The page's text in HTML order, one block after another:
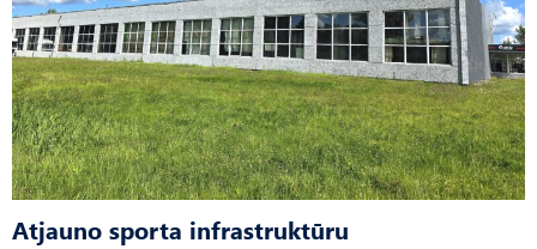
Atjauno sporta infrastruktūru